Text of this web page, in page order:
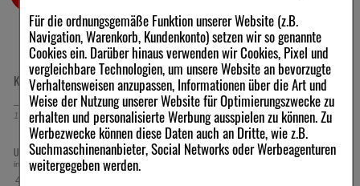
Für die ordnungsgemäße Funktion unserer Website (z.B.
Navigation, Warenkorb, Kundenkonto) setzen wir so genannte
Cookies ein. Darüber hinaus verwenden wir Cookies, Pixel und
vergleichbare Technologien, um unsere Website an bevorzugte
Verhaltensweisen anzupassen, Informationen über die Art und
Weise der Nutzung unserer Website für Optimierungszwecke zu
erhalten und personalisierte Werbung ausspielen zu können. Zu
Werbezwecke können diese Daten auch an Dritte, wie z.B.
Suchmaschinenanbieter, Social Networks oder Werbeagenturen
weitergegeben werden.
Weiches, textilartiges und atmungsaktives Außenmaterial fördert
die gesunde Haut.
TENA Lady hat ein weiches und atmungsaktives Material, das die
Luft zirkulieren lässt. So wird Feuchtigkeit vermieden und eine
gesunde Haut gefördert. Mit TENA Lady fühlt sich der Betroffene
stets frisch.
Warengruppe
KLOSTERFRAU Venengold Bein Gel
150 ml Gel
7,38 €
UVP: 7,89 €³
inkl. MwSt zzgl.Versand
49,20 €